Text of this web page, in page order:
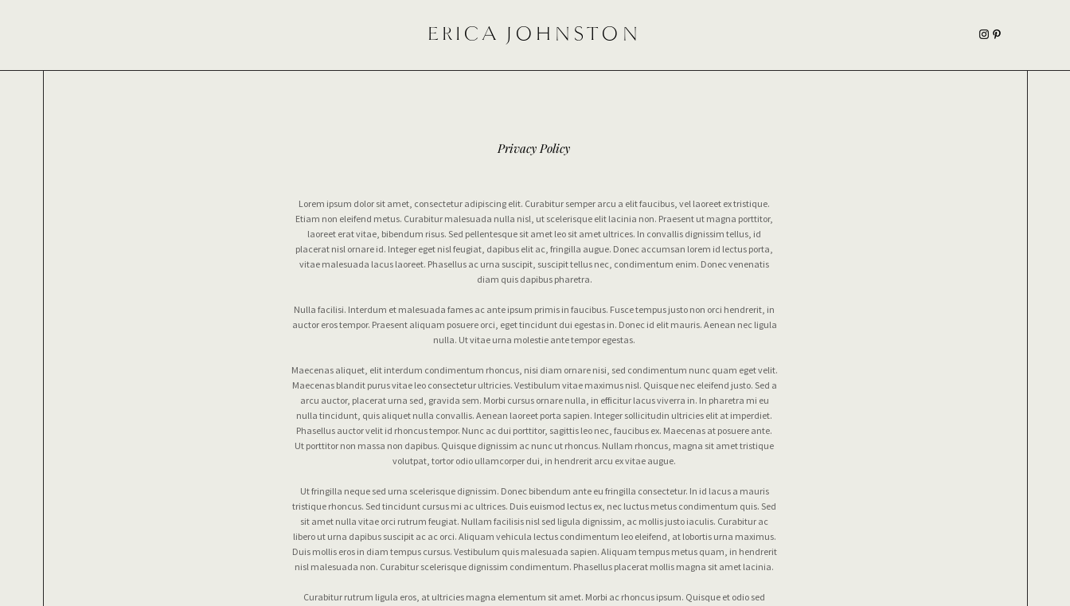
ERICA JOHNSTON
Privacy Policy
Lorem ipsum dolor sit amet, consectetur adipiscing elit. Curabitur semper arcu a elit faucibus, vel laoreet ex tristique.
Etiam non eleifend metus. Curabitur malesuada nulla nisl, ut scelerisque elit lacinia non. Praesent ut magna porttitor,
laoreet erat vitae, bibendum risus. Sed pellentesque sit amet leo sit amet ultrices. In convallis dignissim tellus, id
placerat nisl ornare id. Integer eget nisl feugiat, dapibus elit ac, fringilla augue. Donec accumsan lorem id lectus porta,
vitae malesuada lacus laoreet. Phasellus ac urna suscipit, suscipit tellus nec, condimentum enim. Donec venenatis
diam quis dapibus pharetra.
Nulla facilisi. Interdum et malesuada fames ac ante ipsum primis in faucibus. Fusce tempus justo non orci hendrerit, in
auctor eros tempor. Praesent aliquam posuere orci, eget tincidunt dui egestas in. Donec id elit mauris. Aenean nec ligula
nulla. Ut vitae urna molestie ante tempor egestas.
Maecenas aliquet, elit interdum condimentum rhoncus, nisi diam ornare nisi, sed condimentum nunc quam eget velit.
Maecenas blandit purus vitae leo consectetur ultricies. Vestibulum vitae maximus nisl. Quisque nec eleifend justo. Sed a
arcu auctor, placerat urna sed, gravida sem. Morbi cursus ornare nulla, in efficitur lacus viverra in. In pharetra mi eu
nulla tincidunt, quis aliquet nulla convallis. Aenean laoreet porta sapien. Integer sollicitudin ultricies elit at imperdiet.
Phasellus auctor velit id rhoncus tempor. Nunc ac dui porttitor, sagittis leo nec, faucibus ex. Maecenas at posuere ante.
Ut porttitor non massa non dapibus. Quisque dignissim ac nunc ut rhoncus. Nullam rhoncus, magna sit amet tristique
volutpat, tortor odio ullamcorper dui, in hendrerit arcu ex vitae augue.
Ut fringilla neque sed urna scelerisque dignissim. Donec bibendum ante eu fringilla consectetur. In id lacus a mauris
tristique rhoncus. Sed tincidunt cursus mi ac ultrices. Duis euismod lectus ex, nec luctus metus condimentum quis. Sed
sit amet nulla vitae orci rutrum feugiat. Nullam facilisis nisl sed ligula dignissim, ac mollis justo iaculis. Curabitur ac
libero ut urna dapibus suscipit ac ac orci. Aliquam vehicula lectus condimentum leo eleifend, at lobortis urna maximus.
Duis mollis eros in diam tempus cursus. Vestibulum quis malesuada sapien. Aliquam tempus metus quam, in hendrerit
nisl malesuada non. Curabitur scelerisque dignissim condimentum. Phasellus placerat mollis magna sit amet lacinia.
Curabitur rutrum ligula eros, at ultricies magna elementum sit amet. Morbi ac rhoncus ipsum. Quisque et odio sed